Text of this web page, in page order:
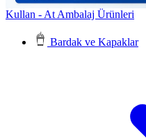
Kullan - At Ambalaj Ürünleri
Bardak ve Kapaklar